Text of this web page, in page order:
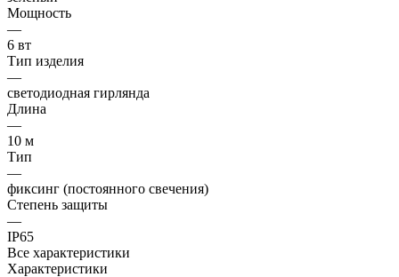
Мощность
—
6 вт
Тип изделия
—
светодиодная гирлянда
Длина
—
10 м
Тип
—
фиксинг (постоянного свечения)
Степень защиты
—
IP65
Все характеристики
Характеристики